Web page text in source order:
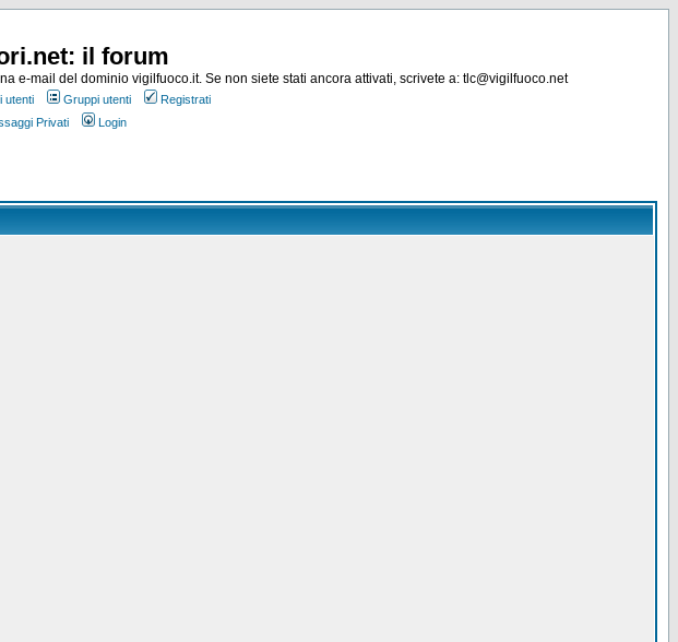
il forum
e-mail del dominio vigilfuoco.it. Se non siete stati ancora attivati, scrivete a: tlc@vigilfuoco.net
utenti Gruppi utenti
Registrati
Privati Login